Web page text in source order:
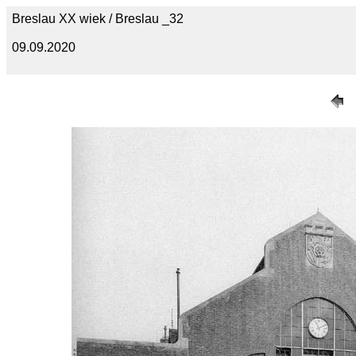
Breslau XX wiek / Breslau _32
09.09.2020